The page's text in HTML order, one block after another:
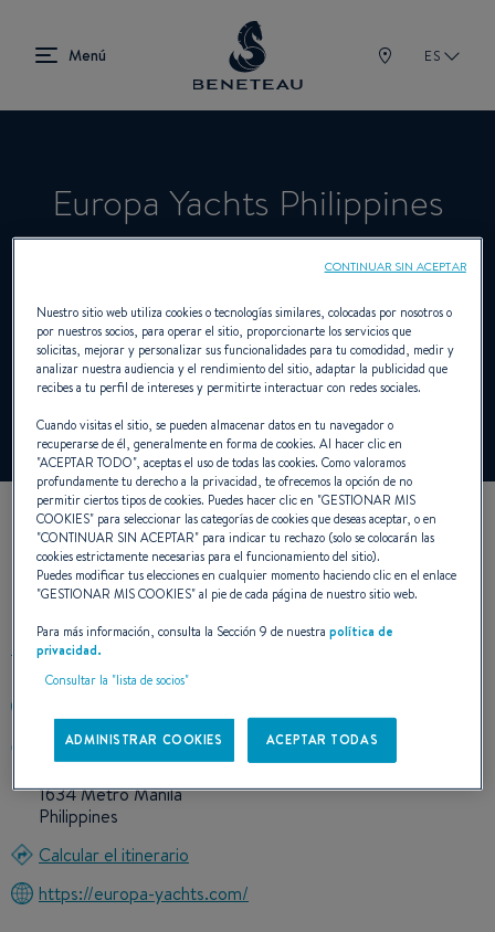
ES
Europa Yachts Philippines
operated by Far Beyond Inc.
Concesionario Vela, Intraborda,
Fueraborda, First para BENETEAU
NUESTROS DATOS DE
CONTACTO
Unit 2101 High Street South Corporate Plaza Tower 1 26th
1634 Metro Manila
Philippines
Calcular el itinerario
https://europa-yachts.com/
Nuestro sitio web utiliza cookies o tecnologías similares, colocadas por nosotros o
por nuestros socios, para operar el sitio, proporcionarte los servicios que
solicitas, mejorar y personalizar sus funcionalidades para tu comodidad, medir y
analizar nuestra audiencia y el rendimiento del sitio, adaptar la publicidad que
recibes a tu perfil de intereses y permitirte interactuar con redes sociales.
Cuando visitas el sitio, se pueden almacenar datos en tu navegador o
recuperarse de él, generalmente en forma de cookies. Al hacer clic en
"ACEPTAR TODO", aceptas el uso de todas las cookies. Como valoramos
profundamente tu derecho a la privacidad, te ofrecemos la opción de no
permitir ciertos tipos de cookies. Puedes hacer clic en "GESTIONAR MIS
COOKIES" para seleccionar las categorías de cookies que deseas aceptar, o en
"CONTINUAR SIN ACEPTAR" para indicar tu rechazo (solo se colocarán las
cookies estrictamente necesarias para el funcionamiento del sitio).
Puedes modificar tus elecciones en cualquier momento haciendo clic en el enlace
"GESTIONAR MIS COOKIES" al pie de cada página de nuestro sitio web.
Para más información, consulta la Sección 9 de nuestrapolítica de
privacidad.
Consultar la "lista de socios"
ADMINISTRAR COOKIES ACEPTAR TODAS
CONTINUAR SIN ACEPTAR